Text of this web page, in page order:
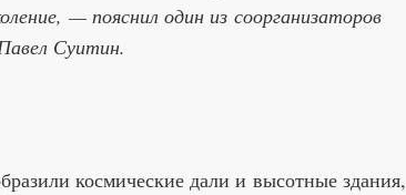
— пояснил один из соорганизаторов
Суитин.
космические дали и высотные здания,